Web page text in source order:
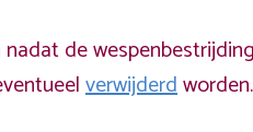
nadat de
verwijderdworden.